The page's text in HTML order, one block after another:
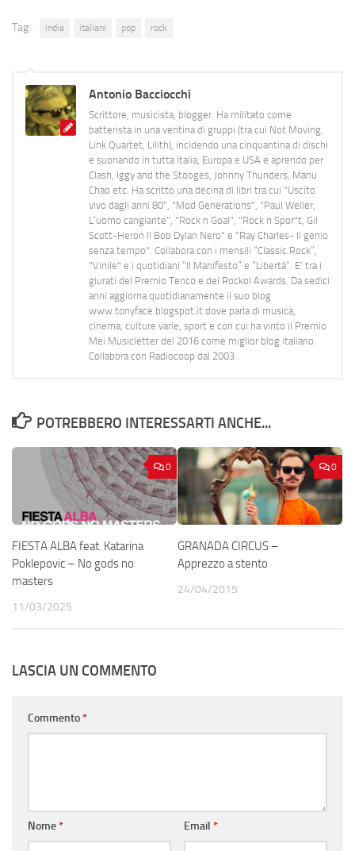
Tag: indie italiani pop rock
Antonio Bacciocchi
Scrittore, musicista, blogger. Ha militato come
batterista in una ventina di gruppi (tra cui Not Moving,
Link Quartet, Lilith), incidendo una cinquantina di dischi
e suonando in tutta Italia, Europa e USA e aprendo per
Clash, Iggy and the Stooges, Johnny Thunders, Manu
Chao etc. Ha scritto una decina di libri tra cui "Uscito
vivo dagli anni 80", "Mod Generations", "Paul Weller,
L’uomo cangiante", "Rock n Goal", "Rock n Spor"t, Gil
Scott-Heron Il Bob Dylan Nero" e "Ray Charles- Il genio
senza tempo". Collabora con i mensili “Classic Rock”,
"Vinile" e i quotidiani “Il Manifesto” e “Libertà”. E' tra i
giurati del Premio Tenco e del Rockol Awards. Da sedici
anni aggiorna quotidianamente il suo blog
www.tonyface.blogspot.it dove parla di musica,
cinema, culture varie, sport e con cui ha vinto il Premio
Mei Musicletter del 2016 come miglior blog italiano.
Collabora con Radiocoop dal 2003.
POTREBBERO INTERESSARTI ANCHE...
0
FIESTA ALBA feat. Katarina
Poklepovic – No gods no
masters
11/03/2025
0
GRANADA CIRCUS –
Apprezzo a stento
24/04/2015
LASCIA UN COMMENTO
Commento*
Nome* Email *